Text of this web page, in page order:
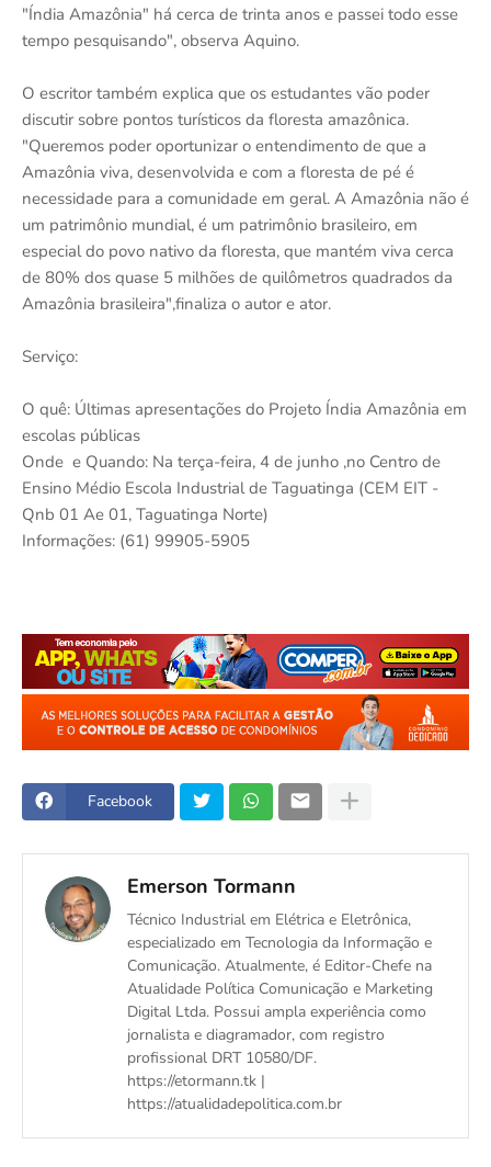
"Índia Amazônia" há cerca de trinta anos e passei todo esse
tempo pesquisando", observa Aquino.
O escritor também explica que os estudantes vão poder
discutir sobre pontos turísticos da floresta amazônica.
"Queremos poder oportunizar o entendimento de que a
Amazônia viva, desenvolvida e com a floresta de pé é
necessidade para a comunidade em geral. A Amazônia não é
um patrimônio mundial, é um patrimônio brasileiro, em
especial do povo nativo da floresta, que mantém viva cerca
de 80% dos quase 5 milhões de quilômetros quadrados da
Amazônia brasileira",finaliza o autor e ator.
Serviço:
O quê: Últimas apresentações do Projeto Índia Amazônia em
escolas públicas
Onde e Quando: Na terça-feira, 4 de junho ,no Centro de
Ensino Médio Escola Industrial de Taguatinga (CEM EIT -
Qnb 01 Ae 01, Taguatinga Norte)
Informações: (61) 99905-5905
Facebook
Emerson Tormann
Técnico Industrial em Elétrica e Eletrônica,
especializado em Tecnologia da Informação e
Comunicação. Atualmente, é Editor-Chefe na
Atualidade Política Comunicação e Marketing
Digital Ltda. Possui ampla experiência como
jornalista e diagramador, com registro
profissional DRT 10580/DF.
https://etormann.tk |
https://atualidadepolitica.com.br